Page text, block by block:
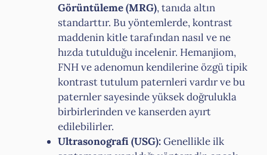
Görüntüleme (MRG), tanıda altın
standarttır. Bu yöntemlerde, kontrast
maddenin kitle tarafından nasıl ve ne
hızda tutulduğu incelenir. Hemanjiom,
FNH ve adenomun kendilerine özgü tipik
kontrast tutulum paternleri vardır ve bu
paternler sayesinde yüksek doğrulukla
birbirlerinden ve kanserden ayırt
edilebilirler.
Ultrasonografi (USG):Genellikle ilk